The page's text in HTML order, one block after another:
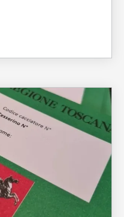
MARTIRI DI FIESOLE